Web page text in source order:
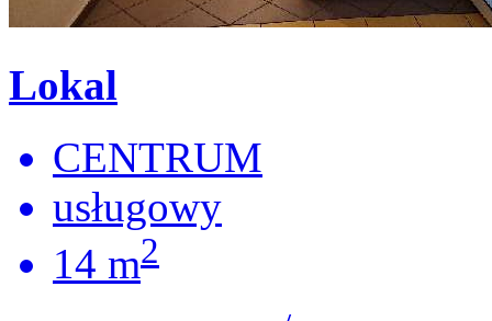
Lokal
CENTRUM
usługowy
14 m2